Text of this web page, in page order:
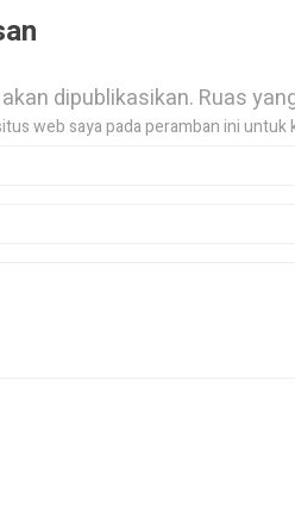
dipublikasikan. Ruas
web saya pada peramban ini